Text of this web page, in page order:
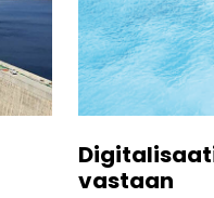
vastaan